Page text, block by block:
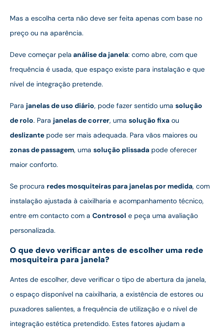
Mas a escolha certa não deve ser feita apenas com base no
preço ou na aparência.
Deve começar pela análise da janela: como abre, com que
frequência é usada, que espaço existe para instalação e que
nível de integração pretende.
Para janelas de uso diário, pode fazer sentido uma solução
de rolo. Para janelas de correr, uma solução fixa ou
deslizante pode ser mais adequada. Para vãos maiores ou
zonas de passagem, uma solução plissada pode oferecer
maior conforto.
Se procura redes mosquiteiras para janelas por medida, com
instalação ajustada à caixilharia e acompanhamento técnico,
entre em contacto com a Controsol e peça uma avaliação
personalizada.
O que devo verificar antes de escolher uma rede
mosquiteira para janela?
Antes de escolher, deve verificar o tipo de abertura da janela,
o espaço disponível na caixilharia, a existência de estores ou
puxadores salientes, a frequência de utilização e o nível de
integração estética pretendido. Estes fatores ajudam a